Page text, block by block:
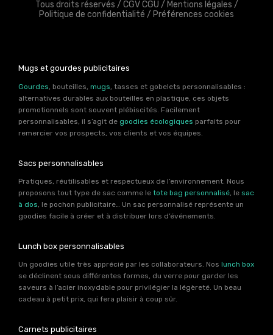
Tous droits réservés / CGV CGU / Mentions légales /
Politique de confidentialité / Préférences cookies
Mugs et gourdes publicitaires
Gourdes , bouteilles, mugs , tasses et gobelets personnalisables :
alternatives durables aux bouteilles en plastique, ces objets
promotionnels sont souvent plébiscités. Facilement
personnalisables, il s’agit de goodies écologiques parfaits pour
remercier vos prospects, vos clients et vos équipes.
Sacs personnalisables
Pratiques, réutilisables et respectueux de l’environnement. Nous
proposons tout type de sac comme le tote bag personnalisé, le sac
à dos, le pochon publicitaire… Un sac personnalisé représente un
goodies facile à créer et à distribuer lors d’événements.
Lunch box personnalisables
Un goodies utile très apprécié par les collaborateurs. Nos lunch box
se déclinent sous différentes formes, du verre pour garder les
saveurs à l’acier inoxydable pour privilégier la légèreté. Un beau
cadeau à petit prix, qui fera plaisir à coup sûr.
Carnets publicitaires